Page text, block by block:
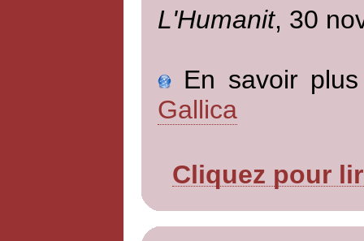
L'Humanit, 30
En savoir
Gallica
Cliquez pour